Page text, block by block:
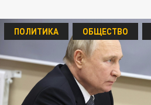
ПОЛИТИКА ОБЩЕСТВО